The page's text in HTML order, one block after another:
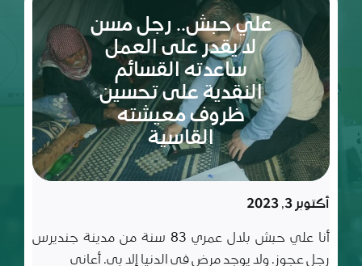
والإصرار
في عالم
مليء
بالتحديات
سبتمبر 10, 2023
ريم طفلة لم تكمل ربيعاها التاسع بعد، شعلة متوقدة
في العلم والأدب والأخلاق، تعيش مع أسرة تتألف من أب
وأم